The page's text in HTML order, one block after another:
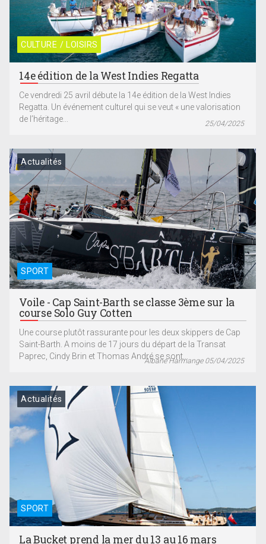
CULTURE / LOISIRS
14e édition de la West Indies Regatta
Ce vendredi 25 avril débute la 14e édition de la West Indies
Regatta. Un événement culturel qui se veut « une valorisation
de l’héritage...
25/04/2025
SPORT
Actualités
Voile - Cap Saint-Barth se classe 3ème sur la
course Solo Guy Cotten
Une course plutôt rassurante pour les deux skippers de Cap
Saint-Barth. A moins de 17 jours du départ de la Transat
Paprec, Cindy Brin et Thomas André se sont...Albane Harmange 05/04/2025
SPORT
Actualités
La Bucket prend la mer du 13 au 16 mars